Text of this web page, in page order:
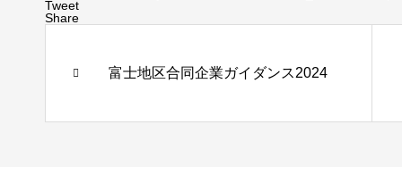
Tweet
Share
富士地区合同企業ガイダンス2024